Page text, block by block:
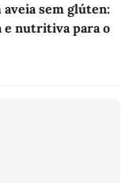
aveia sem glúten:
e nutritiva para o